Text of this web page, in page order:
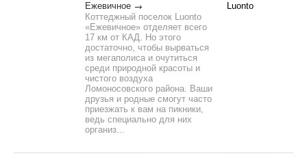
Ежевичное
Коттеджный поселок Luonto
«Ежевичное» отделяет всего
17 км от КАД. Но этого
достаточно, чтобы вырваться
из мегаполиса и очутиться
среди природной красоты и
чистого воздуха
Ломоносовского района. Ваши
друзья и родные смогут часто
приезжать к вам на пикники,
ведь специально для них
организ...
Luonto